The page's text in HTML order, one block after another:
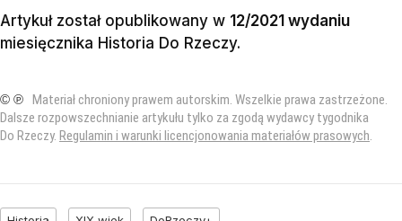
Artykuł został opublikowany w 12/2021 wydaniu
miesięcznika Historia Do Rzeczy.
© ℗ Materiał chroniony prawem autorskim. Wszelkie prawa zastrzeżone.
Dalsze rozpowszechnianie artykułu tylko za zgodą wydawcy tygodnika
Do Rzeczy. Regulamin i warunki licencjonowania materiałów prasowych.